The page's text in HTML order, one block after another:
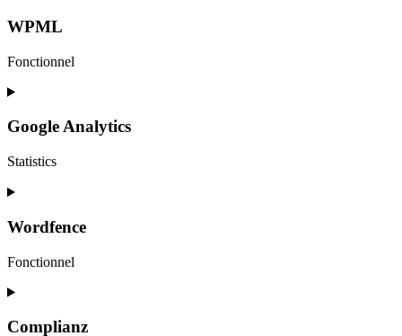
service
WPML
Fonctionnel
Consent
service
Google Analytics
Statistics
Consent
service
analytics
Wordfence
Fonctionnel
Consent
service
Complianz